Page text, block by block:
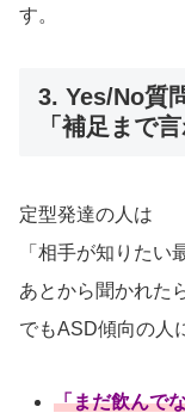
す。
3. Yes/No質
「補足まで
定型発達の人は
「相手が知りたい
あとから聞かれた
でもASD傾向の人
「まだ飲んで